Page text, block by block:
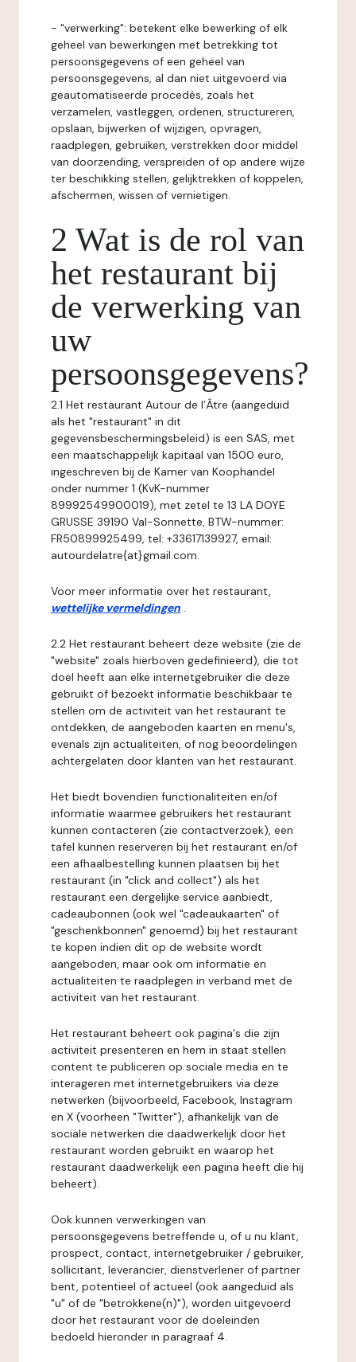
- "verwerking": betekent elke bewerking of elk
geheel van bewerkingen met betrekking tot
persoonsgegevens of een geheel van
persoonsgegevens, al dan niet uitgevoerd via
geautomatiseerde procedés, zoals het
verzamelen, vastleggen, ordenen, structureren,
opslaan, bijwerken of wijzigen, opvragen,
raadplegen, gebruiken, verstrekken door middel
van doorzending, verspreiden of op andere wijze
ter beschikking stellen, gelijktrekken of koppelen,
afschermen, wissen of vernietigen.
2 Wat is de rol van
het restaurant bij
de verwerking van
uw
persoonsgegevens?
2.1 Het restaurant Autour de l’Âtre (aangeduid
als het "restaurant" in dit
gegevensbeschermingsbeleid) is een SAS, met
een maatschappelijk kapitaal van 1500 euro,
ingeschreven bij de Kamer van Koophandel
onder nummer 1 (KvK-nummer
89992549900019), met zetel te 13 LA DOYE
GRUSSE 39190 Val-Sonnette, BTW-nummer:
FR50899925499, tel: +33617139927, email:
autourdelatre{at}gmail.com.
Voor meer informatie over het restaurant,
wettelijke vermeldingen .
2.2 Het restaurant beheert deze website (zie de
"website" zoals hierboven gedefinieerd), die tot
doel heeft aan elke internetgebruiker die deze
gebruikt of bezoekt informatie beschikbaar te
stellen om de activiteit van het restaurant te
ontdekken, de aangeboden kaarten en menu's,
evenals zijn actualiteiten, of nog beoordelingen
achtergelaten door klanten van het restaurant.
Het biedt bovendien functionaliteiten en/of
informatie waarmee gebruikers het restaurant
kunnen contacteren (zie contactverzoek), een
tafel kunnen reserveren bij het restaurant en/of
een afhaalbestelling kunnen plaatsen bij het
restaurant (in "click and collect") als het
restaurant een dergelijke service aanbiedt,
cadeaubonnen (ook wel "cadeaukaarten" of
"geschenkbonnen" genoemd) bij het restaurant
te kopen indien dit op de website wordt
aangeboden, maar ook om informatie en
actualiteiten te raadplegen in verband met de
activiteit van het restaurant.
Het restaurant beheert ook pagina's die zijn
activiteit presenteren en hem in staat stellen
content te publiceren op sociale media en te
interageren met internetgebruikers via deze
netwerken (bijvoorbeeld, Facebook, Instagram
en X (voorheen "Twitter"), afhankelijk van de
sociale netwerken die daadwerkelijk door het
restaurant worden gebruikt en waarop het
restaurant daadwerkelijk een pagina heeft die hij
beheert).
Ook kunnen verwerkingen van
persoonsgegevens betreffende u, of u nu klant,
prospect, contact, internetgebruiker / gebruiker,
sollicitant, leverancier, dienstverlener of partner
bent, potentieel of actueel (ook aangeduid als
"u" of de "betrokkene(n)"), worden uitgevoerd
door het restaurant voor de doeleinden
bedoeld hieronder in paragraaf 4.